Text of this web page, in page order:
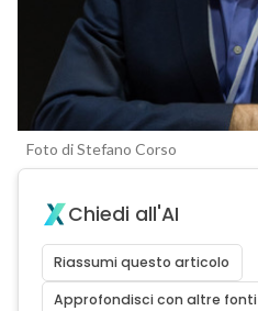
Foto di Stefano Corso
Chiedi all'AI
Riassumi questo articolo
Approfondisci con altre fonti